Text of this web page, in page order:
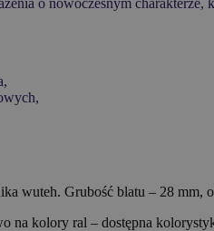
wuteh. Grubość blatu – 28 mm,
na kolory ral – dostępna